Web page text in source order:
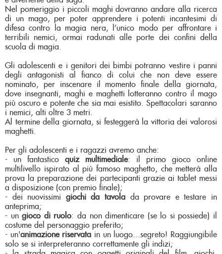
Nel pomeriggio i piccoli maghi dovranno andare alla ricerca
di un mago, per poter apprendere i potenti incantesimi di
difesa contro la magia nera, l’unico modo per affrontare i
terribili nemici, ormai radunati alle porte dei confini della
scuola di magia.
Gli adolescenti e i genitori dei bimbi potranno vestire i panni
degli antagonisti al fianco di colui che non deve essere
nominato, per inscenare il momento finale della giornata,
dove insegnanti, maghi e maghetti lotteranno contro il mago
più oscuro e potente che sia mai esistito. Spettacolari saranno
i nemici, alti oltre 3 metri.
Al termine della giornata, si festeggerà la vittoria dei valorosi
maghetti.
Per gli adolescenti e i ragazzi avremo anche:
- un fantastico quiz multimediale: il primo gioco online
multilivello ispirato al più famoso maghetto, che metterà alla
prova la preparazione dei partecipanti grazie ai tablet messi
a disposizione (con premio finale);
- dei nuovissimi giochi da tavola da provare e testare in
anteprima;
- ungioco di ruolo: da non dimenticare (se lo si possiede) il
costume del personaggio preferito;
- un'animazione riservata in un luogo...segreto! Raggiungibile
solo se si interpreteranno correttamente gli indizi;